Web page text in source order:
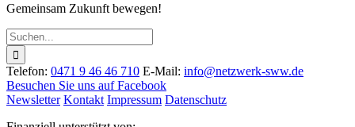
Gemeinsam Zukunft bewegen!
Suche
nach:
Telefon: 0471 9 46 46 710 E-Mail: info@netzwerk-sww.de
Besuchen Sie uns auf Facebook
Newsletter Kontakt Impressum Datenschutz